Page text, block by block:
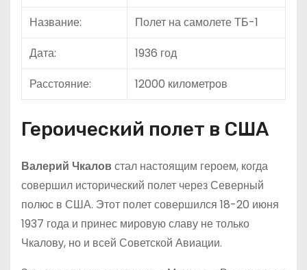
Название:
Полет на самолете ТБ-1
Дата:
1936 год
Расстояние:
12000 километров
Героический полет в США
Валерий Чкаловстал настоящим героем, когда
совершил исторический полет через Северный
полюс в США. Этот полет совершился 18-20 июня
1937 года и принес мировую славу не только
Чкалову, но и всей Советской Авиации.